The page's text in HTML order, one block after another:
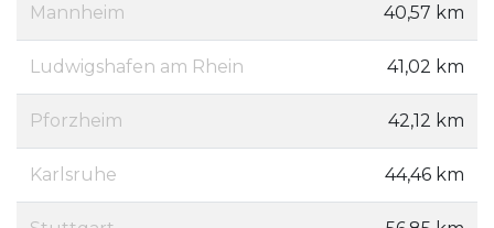
Mannheim 40,57 km
Ludwigshafen am Rhein 41,02 km
Pforzheim 42,12 km
Karlsruhe 44,46 km